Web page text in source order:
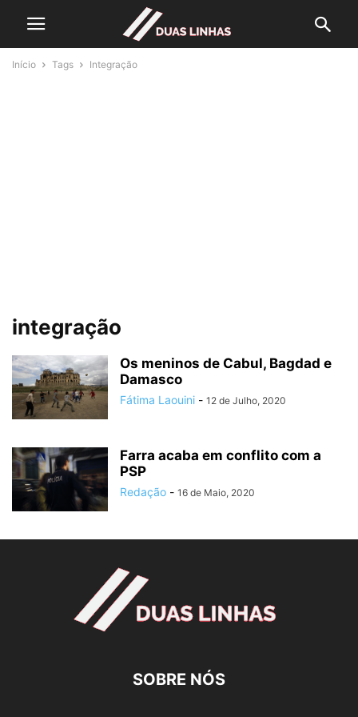
Início Tags Integração
integração
Os meninos de Cabul, Bagdad e
Damasco
Fátima Laouini - 12 de Julho, 2020
Farra acaba em conflito com a
PSP
Redação - 16 de Maio, 2020
SOBRE NÓS